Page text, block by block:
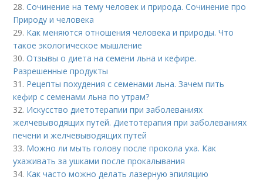
28.Сочинение на тему человек и природа. Сочинение про
Природу и человека
29. Как меняются отношения человека и природы. Что
такое экологическое мышление
30.Отзывы о диета на семени льна и кефире.
Разрешенные продукты
31. Рецепты похудения с семенами льна. Зачем пить
кефир с семенами льна по утрам?
32. Искусство диетотерапии при заболеваниях
желчевыводящих путей. Диетотерапия при заболеваниях
печени и желчевыводящих путей
33. Можно ли мыть голову после прокола уха. Как
ухаживать за ушками после прокалывания
34. Как часто можно делать лазерную эпиляцию